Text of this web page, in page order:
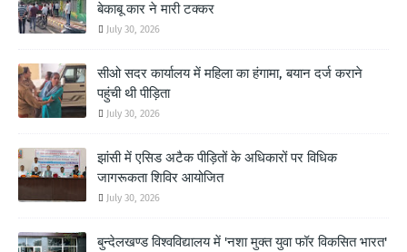
बेकाबू कार ने मारी टक्कर
July 30, 2026
सीओ सदर कार्यालय में महिला का हंगामा, बयान दर्ज कराने
पहुंची थी पीड़िता
July 30, 2026
झांसी में एसिड अटैक पीड़ितों के अधिकारों पर विधिक
जागरूकता शिविर आयोजित
July 30, 2026
बुन्देलखण्ड विश्वविद्यालय में 'नशा मुक्त युवा फॉर विकसित भारत'